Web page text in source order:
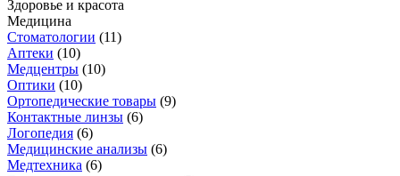
Здоровье и красота
Медицина
Стоматологии (11)
Аптеки (10)
Медцентры (10)
Оптики (10)
Ортопедические товары (9)
Контактные линзы (6)
Логопедия (6)
Медицинские анализы (6)
Медтехника (6)